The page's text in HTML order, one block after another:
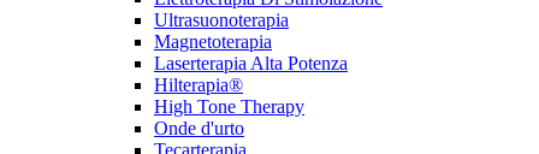
Ultrasuonoterapia
Magnetoterapia
Laserterapia Alta Potenza
Hilterapia®
High Tone Therapy
Onde d'urto
Tecarterapia